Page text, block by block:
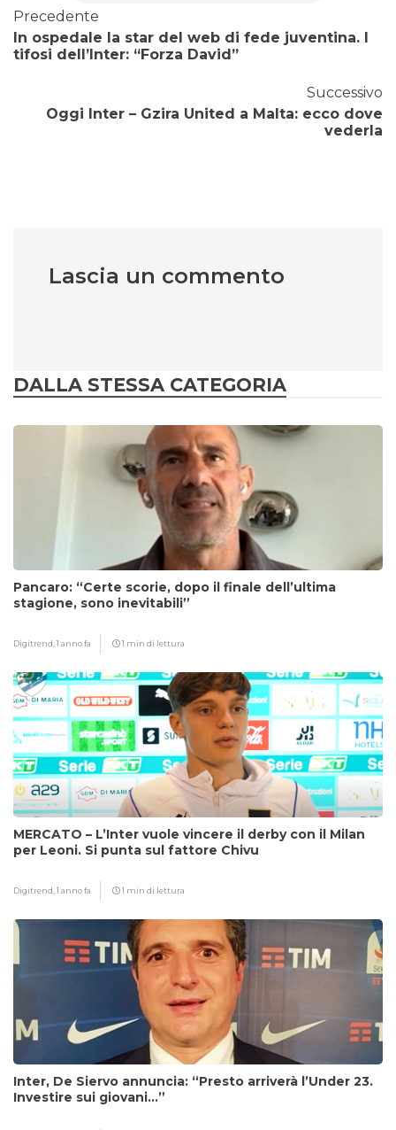
Precedente
In ospedale la star del web di fede juventina. I
tifosi dell’Inter: “Forza David”
Successivo
Oggi Inter – Gzira United a Malta: ecco dove
vederla
Lascia un commento
DALLA STESSA CATEGORIA
Pancaro: “Certe scorie, dopo il finale dell’ultima
stagione, sono inevitabili”
Digitrend,1 anno fa 1 min di lettura
MERCATO – L’Inter vuole vincere il derby con il Milan
per Leoni. Si punta sul fattore Chivu
Digitrend,1 anno fa 1 min di lettura
Inter, De Siervo annuncia: “Presto arriverà l’Under 23.
Investire sui giovani…”